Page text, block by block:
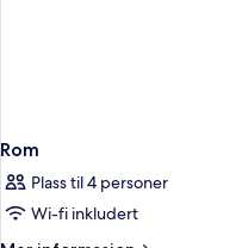
Rom
Plass til 4 personer
Wi-fi inkludert